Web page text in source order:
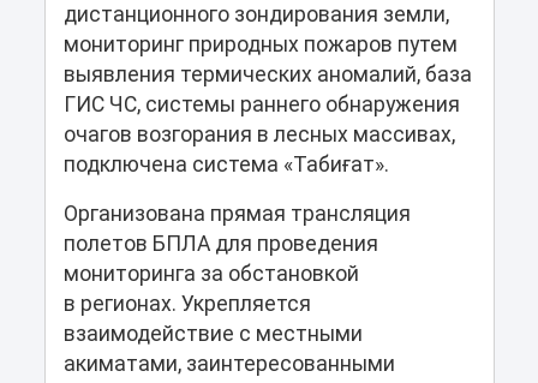
дистанционного зондирования земли,
мониторинг природных пожаров путем
выявления термических аномалий, база
ГИС ЧС, системы раннего обнаружения
очагов возгорания в лесных массивах,
подключена система «Табиғат».
Организована прямая трансляция
полетов БПЛА для проведения
мониторинга за обстановкой
в регионах. Укрепляется
взаимодействие с местными
акиматами, заинтересованными